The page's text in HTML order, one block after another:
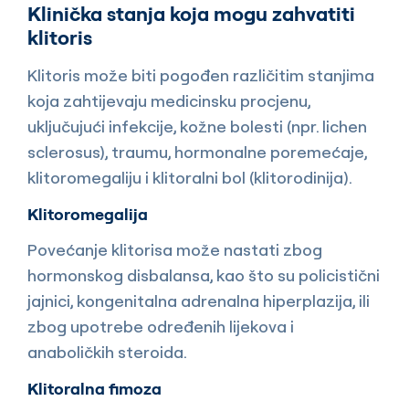
Klinička stanja koja mogu zahvatiti
klitoris
Klitoris može biti pogođen različitim stanjima
koja zahtijevaju medicinsku procjenu,
uključujući infekcije, kožne bolesti (npr. lichen
sclerosus), traumu, hormonalne poremećaje,
klitoromegaliju i klitoralni bol (klitorodinija).
Klitoromegalija
Povećanje klitorisa može nastati zbog
hormonskog disbalansa, kao što su policistični
jajnici, kongenitalna adrenalna hiperplazija, ili
zbog upotrebe određenih lijekova i
anaboličkih steroida.
Klitoralna fimoza